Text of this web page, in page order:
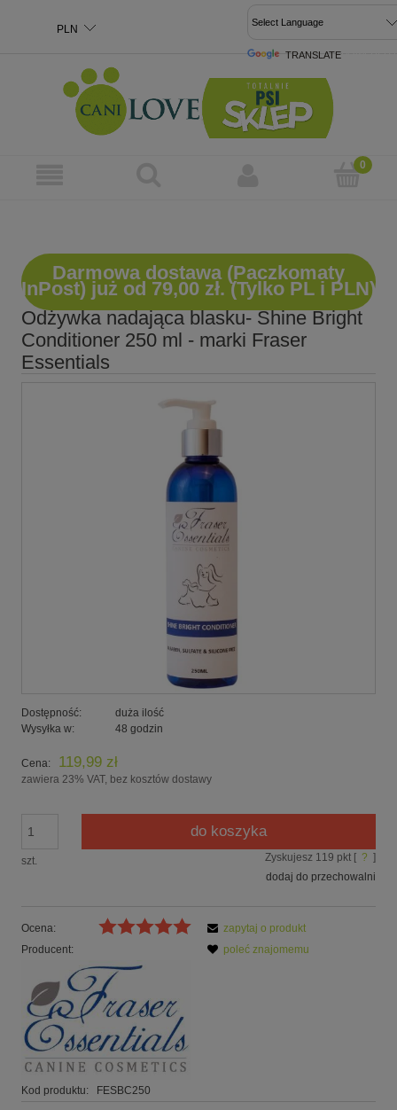
TRANSLATE
Darmowa dostawa (Paczkomaty
InPost) już od 79,00 zł. (Tylko PL i PLN)
Odżywka nadająca blasku- Shine Bright
Conditioner 250 ml - marki Fraser
Essentials
Dostępność:
duża ilość
Wysyłka w:
48 godzin
Cena: 119,99 zł
zawiera 23% VAT, bez kosztów dostawy
szt.
do koszyka
Zyskujesz 119 pkt [ ? ]
dodaj do przechowalni
Ocena:
Producent:
Kod produktu: FESBC250
zapytaj o produkt
poleć znajomemu